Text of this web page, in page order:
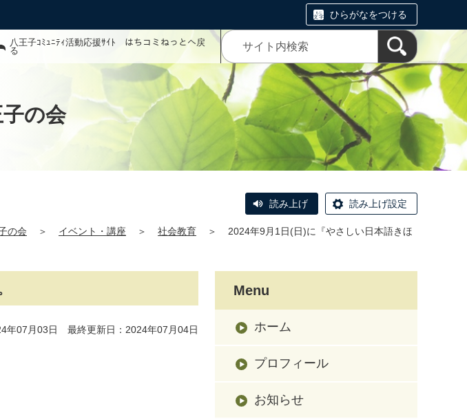
ひらがなをつける
八王子ｺﾐｭﾆﾃｨ活動応援ｻｲﾄ はちコミねっとへ戻
る
の会
読み上げ 読み上げ設定
の会 ＞ イベント・講座 ＞ 社会教育 ＞
2024年9月1日(日)に『やさしい日本語きほ
年07月03日 最終更新日：2024年07月04日
Menu
ホーム
プロフィール
お知らせ